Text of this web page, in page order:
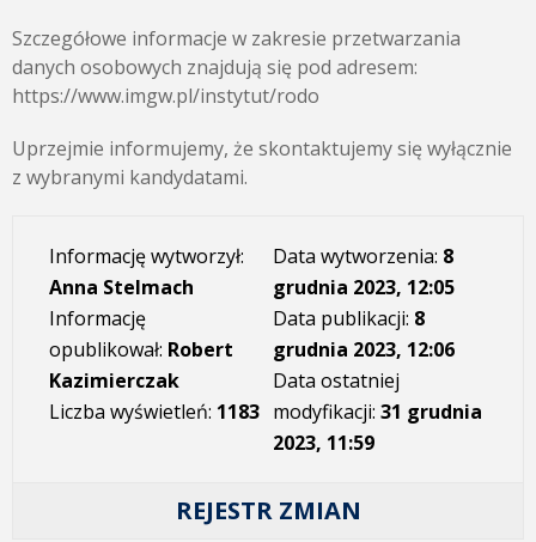
Szczegółowe informacje w zakresie przetwarzania
danych osobowych znajdują się pod adresem:
https://www.imgw.pl/instytut/rodo
Uprzejmie informujemy, że skontaktujemy się wyłącznie
z wybranymi kandydatami.
Informację wytworzył:
Anna Stelmach
Informację
opublikował: Robert
Kazimierczak
Liczba wyświetleń: 1183
Data wytworzenia: 8
grudnia 2023, 12:05
Data publikacji: 8
grudnia 2023, 12:06
Data ostatniej
modyfikacji: 31 grudnia
2023, 11:59
REJESTR ZMIAN